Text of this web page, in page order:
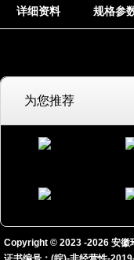
详细资料 规格参
为您推荐
Copyright © 2023 -2026 安徽